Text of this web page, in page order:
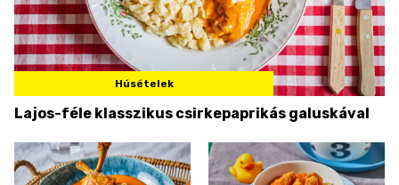
Húsételek
Lajos-féle klasszikus csirkepaprikás galuskával